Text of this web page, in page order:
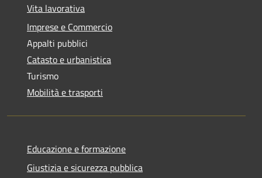
Vita lavorativa
Imprese e Commercio
Appalti pubblici
Catasto e urbanistica
Turismo
Mobilità e trasporti
Educazione e formazione
Giustizia e sicurezza pubblica